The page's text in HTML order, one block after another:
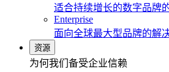
适合持续增长的数字品牌
Enterprise
面向全球最大型品牌的解
资源
为何我们备受企业信赖